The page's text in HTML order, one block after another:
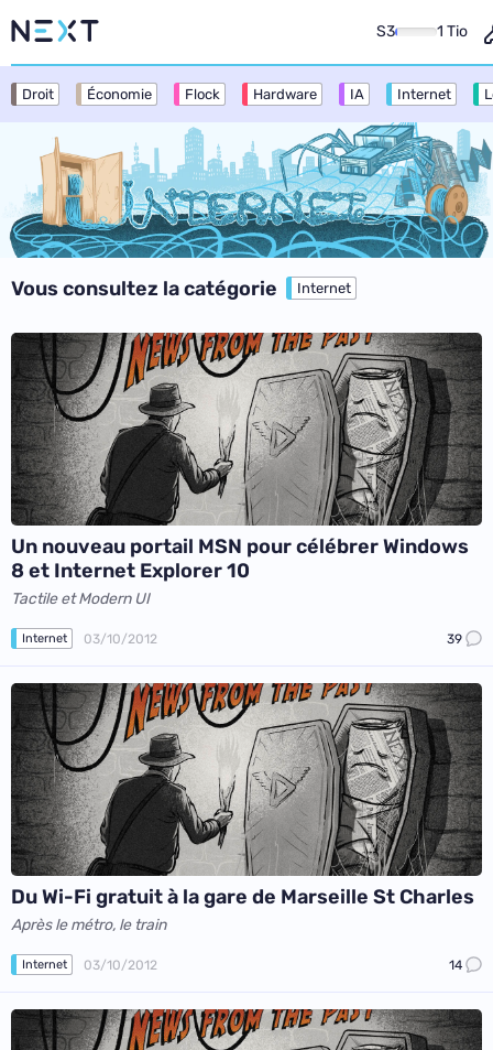
S3 1 Tio
Droit Économie Flock Hardware IA Internet
Vous consultez la catégorie Internet
Un nouveau portail MSN pour célébrer Windows
8 et Internet Explorer 10
Tactile et Modern UI
Internet 03/10/2012 39
Du Wi-Fi gratuit à la gare de Marseille St Charles
Après le métro, le train
Internet 03/10/2012 14